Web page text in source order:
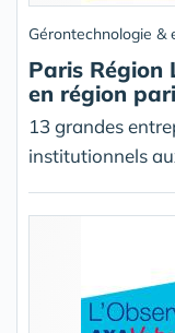
Gérontechnologie &
Paris Région
en région
13 grandes
institutionnels